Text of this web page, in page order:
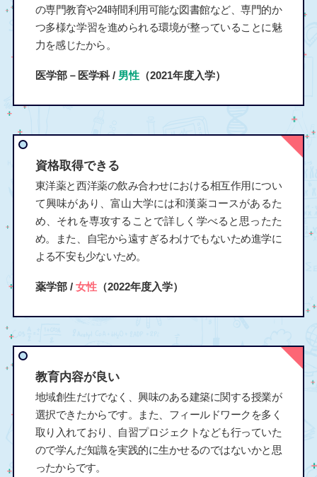
の専門教育や24時間利用可能な図書館など、専門的か
つ多様な学習を進められる環境が整っていることに魅
力を感じたから。
医学部－医学科 / 男性（2021年度入学）
資格取得できる
東洋薬と西洋薬の飲み合わせにおける相互作用につい
て興味があり、富山大学には和漢薬コースがあるた
め、それを専攻することで詳しく学べると思ったた
め。また、自宅から遠すぎるわけでもないため進学に
よる不安も少ないため。
薬学部 / 女性（2022年度入学）
教育内容が良い
地域創生だけでなく、興味のある建築に関する授業が
選択できたからです。また、フィールドワークを多く
取り入れており、自習プロジェクトなども行っていた
ので学んだ知識を実践的に生かせるのではないかと思
ったからです。